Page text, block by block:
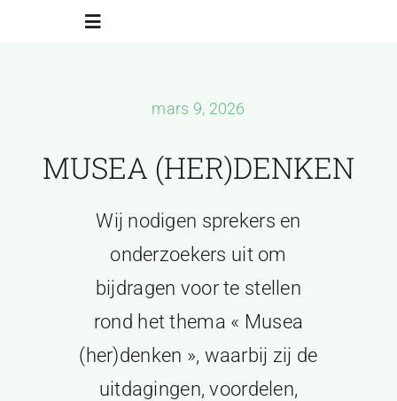
Toggle
Inscriptions
mars 9, 2026
MUSEA (HER)DENKEN
Wij nodigen sprekers en
onderzoekers uit om
bijdragen voor te stellen
rond het thema « Musea
(her)denken », waarbij zij de
uitdagingen, voordelen,